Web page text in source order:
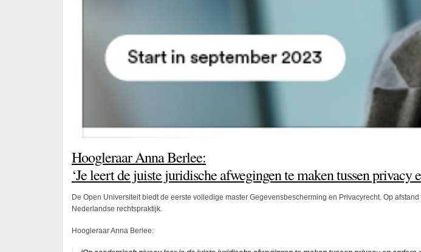
Hoogleraar Anna Berlee:
‘Je leert de juiste juridische afwegingen te maken tussen privacy
De Open Universiteit biedt de eerste volledige master Gegevensbescherming en Privacyrecht. Op
Nederlandse rechtspraktijk.
Hoogleraar Anna Berlee: